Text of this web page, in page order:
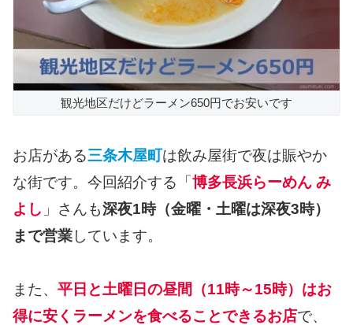
観光地区だけどラーメン650円でお安いです
お店がある三条木屋町は飲み屋街で夜は賑やか
な街です。今回紹介する「博多長浜らーめん み
よし 」さんも深夜1時（金曜・土曜は深夜3時）
まで営業しています。
また、 平日と土曜日の昼間（11時～15時）はお
得に安くラーメンを食べることできるお店で、